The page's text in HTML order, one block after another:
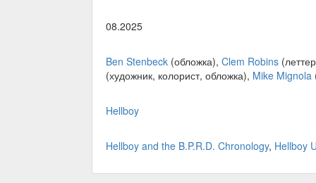
08.2025
Ben Stenbeck (обложка), Clem Robins
(художник, колорист, обложка), Mike Mignola
Hellboy
Hellboy and the B.P.R.D. Chronology, Hellboy